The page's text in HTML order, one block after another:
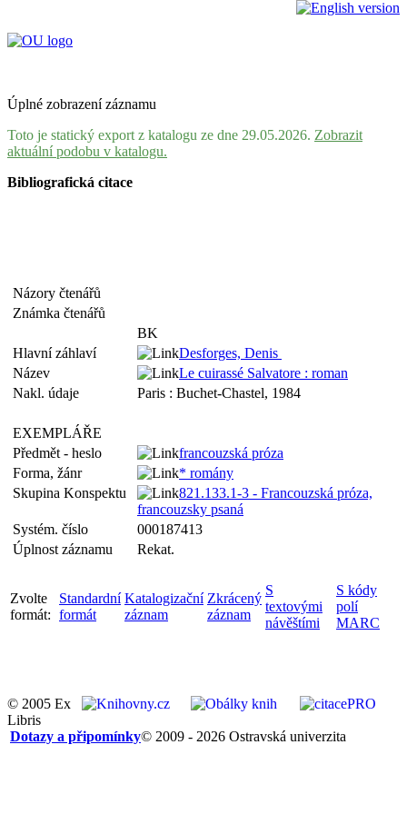
Úplné zobrazení záznamu
Toto je statický export z katalogu ze dne 29.05.2026. Zobrazit
aktuální podobu v katalogu.
Bibliografická citace
Názory čtenářů
Známka čtenářů
BK
Hlavní záhlaví
Desforges, Denis
Název
Le cuirassé Salvatore : roman
Nakl. údaje
Paris : Buchet-Chastel, 1984
EXEMPLÁŘE
Předmět - heslo
francouzská próza
Forma, žánr
* romány
Skupina Konspektu
821.133.1-3 - Francouzská próza,
francouzsky psaná
Systém. číslo
000187413
Úplnost záznamu
Rekat.
Zvolte
formát:
Standardní
formát
Katalogizační
záznam
Zkrácený
záznam
S
textovými
návěštími
S kódy
polí
MARC
© 2005 Ex
Libris
© 2009 - 2026 Ostravská univerzita
Dotazy a připomínky